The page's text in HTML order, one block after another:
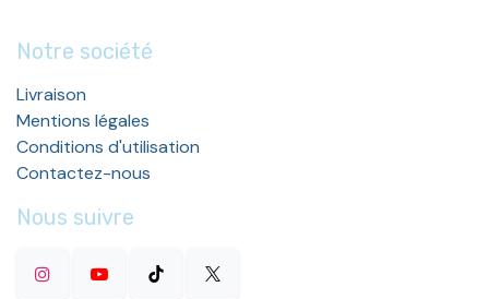
Notre société
Livraison
Mentions légales
Conditions d'utilisation
Contactez-nous
Nous suivre